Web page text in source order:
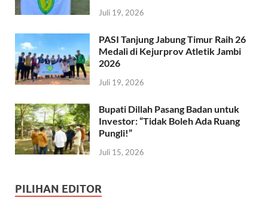
Juli 19, 2026
PASI Tanjung Jabung Timur Raih 26
Medali di Kejurprov Atletik Jambi
2026
Juli 19, 2026
Bupati Dillah Pasang Badan untuk
Investor: “Tidak Boleh Ada Ruang
Pungli!”
Juli 15, 2026
PILIHAN EDITOR